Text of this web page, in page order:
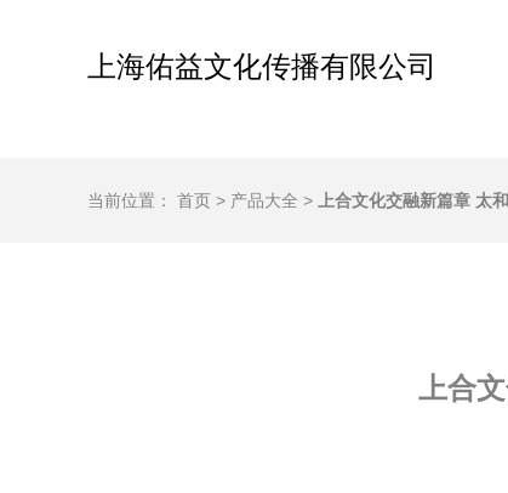
上海佑益文化传播有限公司
当前位置： 首页 > 产品大全 > 上合文化交融新篇章 太
上合